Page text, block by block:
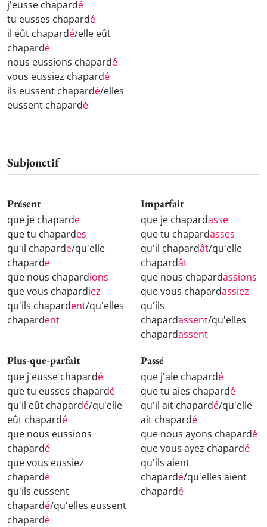
j'eusse chapardé
tu eusses chapardé
il eût chapardé/elle eût
chapardé
nous eussions chapardé
vous eussiez chapardé
ils eussent chapardé/elles
eussent chapardé
Subjonctif
Présent
que je chaparde
que tu chapardes
qu'il chaparde/qu'elle
chaparde
que nous chapardions
que vous chapardiez
qu'ils chapardent/qu'elles
chapardent
Imparfait
que je chapardasse
que tu chapardasses
qu'il chapardât/qu'elle
chapardât
que nous chapardassions
que vous chapardassiez
qu'ils
chapardassent/qu'elles
chapardassent
Plus-que-parfait
que j'eusse chapardé
que tu eusses chapardé
qu'il eût chapardé/qu'elle
eût chapardé
que nous eussions
chapardé
que vous eussiez
chapardé
qu'ils eussent
chapardé/qu'elles eussent
chapardé
Passé
que j'aie chapardé
que tu aies chapardé
qu'il ait chapardé/qu'elle
ait chapardé
que nous ayons chapardé
que vous ayez chapardé
qu'ils aient
chapardé/qu'elles aient
chapardé